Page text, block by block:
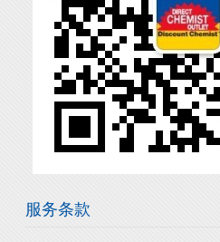
服务条款